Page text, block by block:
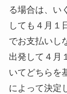
る場合は、い
しても４月１
でお支払いし
出発して４月
いてどちらを
によって決定